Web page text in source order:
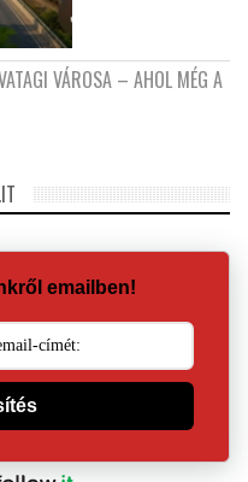
VÁROSA – AHOL MÉG A
emailben!